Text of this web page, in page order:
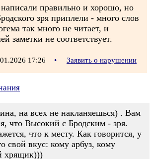
правильно и хорошо, но
зря приплели - много слов
так много не читает, и
заметки не соответствует.
17:26 • Заявить о нарушении
на всех не накланяешься) . Вам
что Высокий с Бродским - зря.
что к месту. Как говорится, у
свой вкус: кому арбуз, кому
хрящик)))